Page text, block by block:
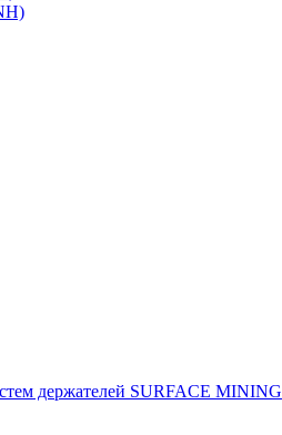
держателей SURFACE MINING